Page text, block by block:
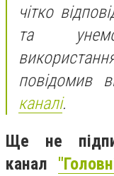
чітко
та
повідомив
каналі.
Ще не
канал